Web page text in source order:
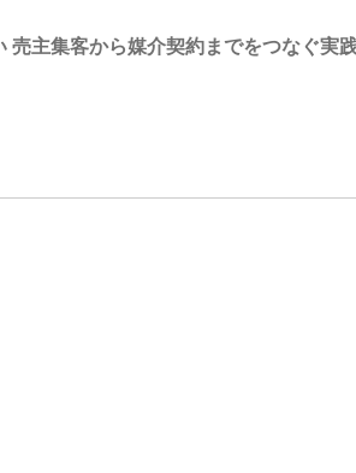
主集客から媒介契約までをつなぐ実